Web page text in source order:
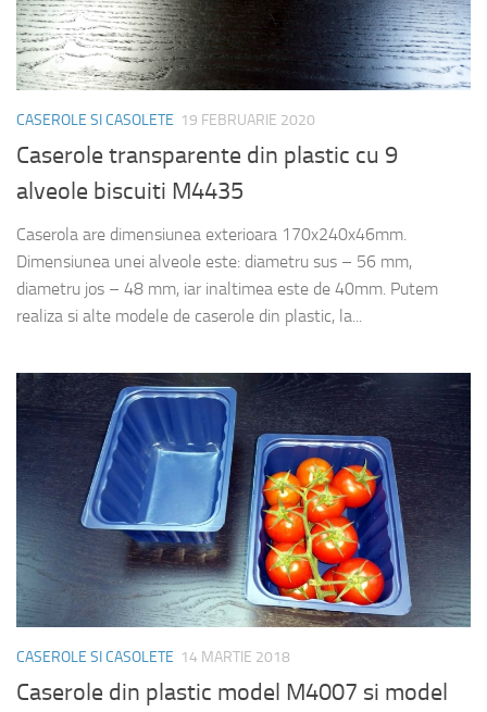
CASEROLE SI CASOLETE 19 FEBRUARIE 2020
Caserole transparente din plastic cu 9
alveole biscuiti M4435
Caserola are dimensiunea exterioara 170x240x46mm.
Dimensiunea unei alveole este: diametru sus – 56 mm,
diametru jos – 48 mm, iar inaltimea este de 40mm. Putem
realiza si alte modele de caserole din plastic, la...
CASEROLE SI CASOLETE 14 MARTIE 2018
Caserole din plastic model M4007 si model